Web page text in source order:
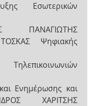
Εσωτερικών
ΠΑΝΑΓΙΩΤΗΣ
Ψηφιακής
Ενημέρωσης και
ΧΑΡΙΤΣΗΣ